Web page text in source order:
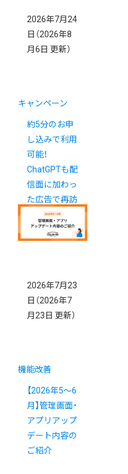
2026年7月24
日 （2026年8
月6日 更新）
キャンペーン
約5分のお申
し込みで利用
可能！
ChatGPTも配
信面に加わっ
た広告で再訪
を促しません
か？
2026年7月23
日 （2026年7
月23日 更新）
機能改善
【2026年5～6
月】管理画面・
アプリアップ
デート内容の
ご紹介